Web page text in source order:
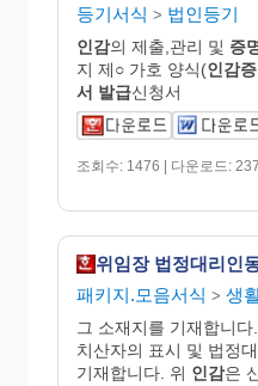
등기서식 > 법인등기
인감의 제출,관리 및 증
지 제○ 가호 양식(인감
서 발급신청서
조회수: 1476 | 다운로드:
위임장 법정대리인
패키지.모음서식 > 생
그 소재지를 기재합니
치산자의 표시 및 법정
기재합니다. 위 인감은